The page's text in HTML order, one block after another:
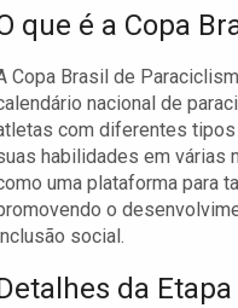
que é a Copa
Copa Brasil de
nacional de
com diferentes
habilidades em várias
uma plataforma para
o
social.
da